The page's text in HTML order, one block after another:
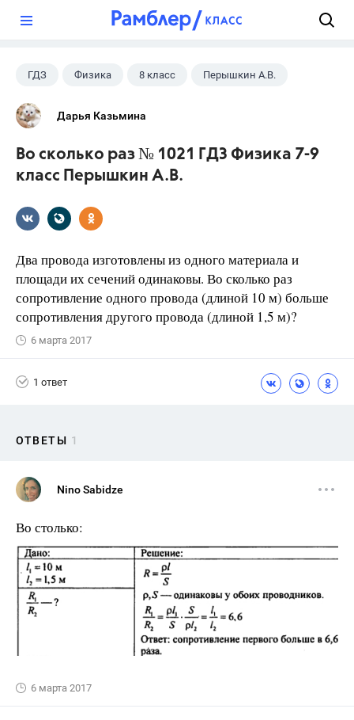
ГДЗ Физика 8 класс Перышкин А.В.
Дарья Казьмина
Во сколько раз № 1021 ГДЗ Физика 7-9
класс Перышкин А.В.
Два провода изготовлены из одного материала и
площади их сечений одинаковы. Во сколько раз
сопротивление одного провода (длиной 10 м) больше
сопротивления другого провода (длиной 1,5 м)?
6 марта 2017
1 ответ
ОТВЕТЫ 1
Nino Sabidze
Во столько:
6 марта 2017